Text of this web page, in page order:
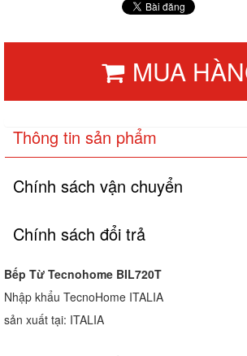
MUA
Thông tin sản phẩm
Chính sách vận chuyển
Chính sách đổi trả
Bếp Từ Tecnohome BIL720T
Nhập khẩu TecnoHome ITALIA
sản xuất tại: ITALIA